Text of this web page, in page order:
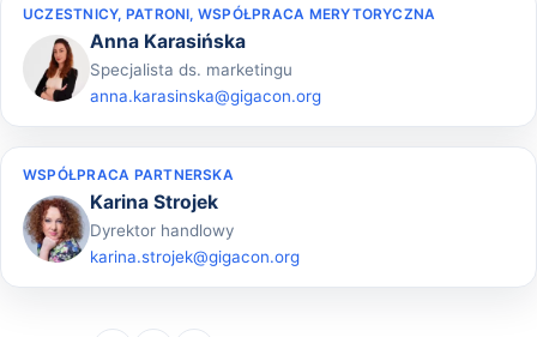
UCZESTNICY, PATRONI, WSPÓŁPRACA MERYTORYCZNA
Anna Karasińska
Specjalista ds. marketingu
anna.karasinska@gigacon.org
WSPÓŁPRACA PARTNERSKA
Karina Strojek
Dyrektor handlowy
karina.strojek@gigacon.org